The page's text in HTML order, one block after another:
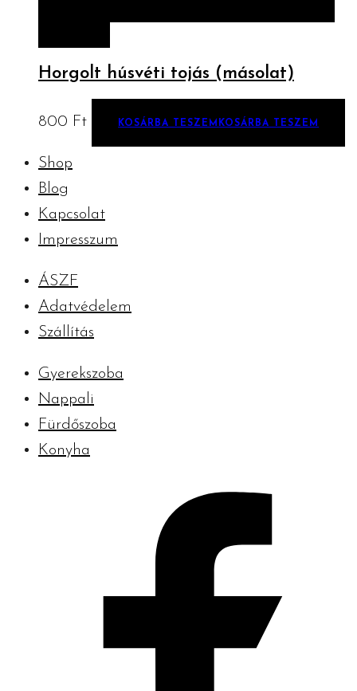
Horgolt húsvéti tojás (másolat)
800 Ft KOSÁRBA TESZEM KOSÁRBA TESZEM
Shop
Blog
Kapcsolat
Impresszum
ÁSZF
Adatvédelem
Szállítás
Gyerekszoba
Nappali
Fürdőszoba
Konyha